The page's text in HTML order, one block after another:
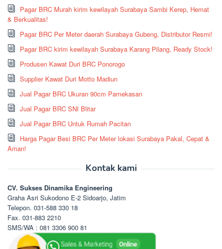
Pagar BRC Murah kirim kewilayah Surabaya Sambi Kerep, Hemat
& Berkualitas!
Pagar BRC Per Meter daerah Surabaya Gubeng, Distributor Resmi!
Pagar BRC kirim kewilayah Surabaya Karang Pilang, Ready Stock!
Produsen Kawat Duri BRC Ponorogo
Supplier Kawat Duri Motto Madiun
Jual Pagar BRC Ukuran 90cm Pamekasan
Jual Pagar BRC SNI Blitar
Jual Pagar BRC Untuk Rumah Pacitan
Harga Pagar Besi BRC Per Meter lokasi Surabaya Pakal, Cepat &
Aman!
Kontak kami
CV. Sukses Dinamika Engineering
Graha Asri Sukodono E-2 Sidoarjo, Jatim
Telepon. 031-588 330 18
Fax. 031-883 2210
SMS/WA : 081 3306 900 81